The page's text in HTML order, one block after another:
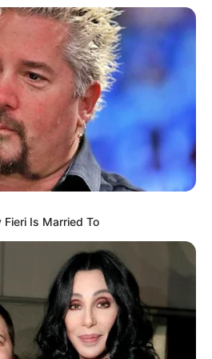
auf dem Kinder-Archehof Ende
eingeweiht, ein
Informationspunkt für alle
In den Gehegen und auf
Weiden können nun über 100
Groß und Klein bestaunt und
werden, vom riesengroßen
zum zottelig langhaarigen
das Erlebnis-Refugium und
Nutz- und Haustierarten, im
niedersächsische
und Schulklassen.
max-arche.de. Eingetragen von
an der Dumme - Das
verfügt über ein 50-
Fieri Is Married To